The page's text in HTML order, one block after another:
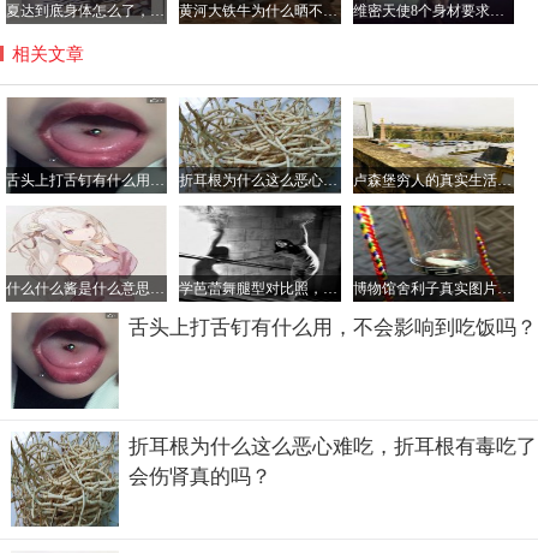
吴永宁为什么最后爬不上去了
从吴永宁自己拍摄的最后一次视频上，我们看到吴永宁上不
来了，有消息说吴永宁坠楼后并没有直接身亡，而是挣扎了
很久，但当时并没有人在场，这导致他最后死亡。在攀爬
时，他用自己的习惯性动作成功爬到了楼顶平台，但在第二
次爬到楼房外面时，吴永宁看起来明显的体力不支，导致他
最后坠楼。
夏达到底身体怎么了，夏达在日本有多红？ 黄河大铁牛为什么晒不烫，八只黄河铁牛另四个在哪里？ 维密天使8个身材要求是哪8个，维密天使平均体重多少斤？
相关文章
舌头上打舌钉有什么用，不会影响到吃饭吗？ 折耳根为什么这么恶心难吃，折耳根有毒吃了会伤肾真的吗？ 卢森堡穷人的真实生活是怎样的，可以去卢森堡打工吗？
什么什么酱是什么意思，酱是对女生的称呼吗？ 学芭蕾舞腿型对比照，学芭蕾舞最晚年龄是多大？ 博物馆舍利子真实图片，看舍利子什么颜色的好
舌头上打舌钉有什么用，不会影响到吃饭吗？
折耳根为什么这么恶心难吃，折耳根有毒吃了
会伤肾真的吗？